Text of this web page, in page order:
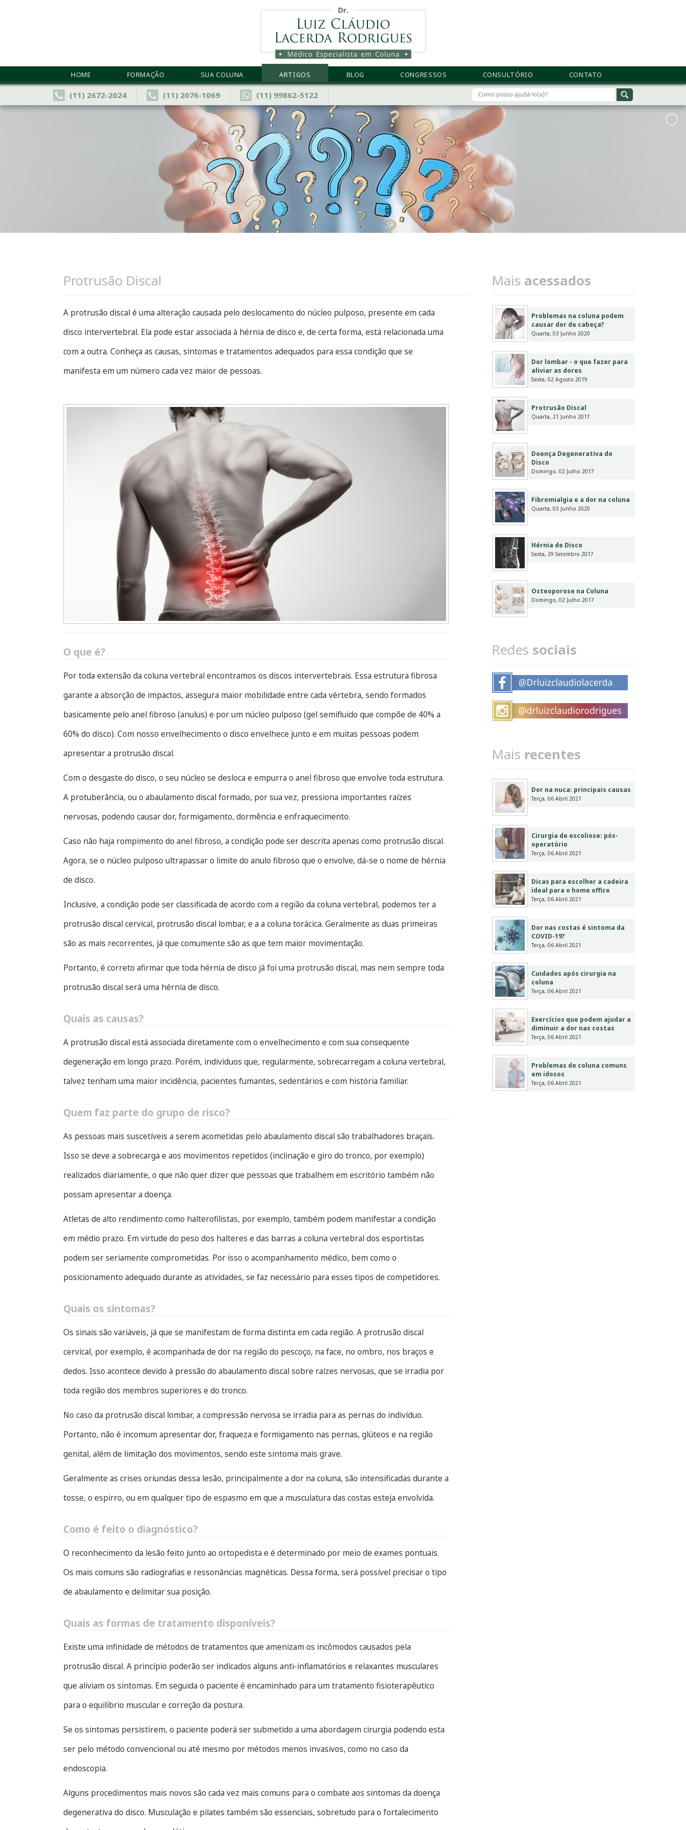
Formação
Artigos
HOME FORMAÇÃO SUA COLUNA ARTIGOS BLOG CONGRESSOS CONSULTÓRIO CONTATO
(11) 2672-2024 (11) 2076-1069 (11) 99862-5122
Protrusão Discal
A protrusão discal é uma alteração causada pelo deslocamento do núcleo pulposo, presente em cada
disco intervertebral. Ela pode estar associada à hérnia de disco e, de certa forma, está relacionada uma
com a outra. Conheça as causas, sintomas e tratamentos adequados para essa condição que se
manifesta em um número cada vez maior de pessoas.
O que é?
Por toda extensão da coluna vertebral encontramos os discos intervertebrais. Essa estrutura fibrosa
garante a absorção de impactos, assegura maior mobilidade entre cada vértebra, sendo formados
basicamente pelo anel fibroso (anulus) e por um núcleo pulposo (gel semifluido que compõe de 40% a
60% do disco). Com nosso envelhecimento o disco envelhece junto e em muitas pessoas podem
apresentar a protrusão discal.
Com o desgaste do disco, o seu núcleo se desloca e empurra o anel fibroso que envolve toda estrutura.
A protuberância, ou o abaulamento discal formado, por sua vez, pressiona importantes raízes
nervosas, podendo causar dor, formigamento, dormência e enfraquecimento.
Caso não haja rompimento do anel fibroso, a condição pode ser descrita apenas como protrusão discal.
Agora, se o núcleo pulposo ultrapassar o limite do anulo fibroso que o envolve, dá-se o nome de hérnia
de disco.
Inclusive, a condição pode ser classificada de acordo com a região da coluna vertebral, podemos ter a
protrusão discal cervical, protrusão discal lombar, e a a coluna torácica. Geralmente as duas primeiras
são as mais recorrentes, já que comumente são as que tem maior movimentação.
Portanto, é correto afirmar que toda hérnia de disco já foi uma protrusão discal, mas nem sempre toda
protrusão discal será uma hérnia de disco.
Quais as causas?
A protrusão discal está associada diretamente com o envelhecimento e com sua consequente
degeneração em longo prazo. Porém, indivíduos que, regularmente, sobrecarregam a coluna vertebral,
talvez tenham uma maior incidência, pacientes fumantes, sedentários e com história familiar.
Quem faz parte do grupo de risco?
As pessoas mais suscetíveis a serem acometidas pelo abaulamento discal são trabalhadores braçais.
Isso se deve a sobrecarga e aos movimentos repetidos (inclinação e giro do tronco, por exemplo)
realizados diariamente, o que não quer dizer que pessoas que trabalhem em escritório também não
possam apresentar a doença.
Atletas de alto rendimento como halterofilistas, por exemplo, também podem manifestar a condição
em médio prazo. Em virtude do peso dos halteres e das barras a coluna vertebral dos esportistas
podem ser seriamente comprometidas. Por isso o acompanhamento médico, bem como o
posicionamento adequado durante as atividades, se faz necessário para esses tipos de competidores.
Quais os sintomas?
Os sinais são variáveis, já que se manifestam de forma distinta em cada região. A protrusão discal
cervical, por exemplo, é acompanhada de dor na região do pescoço, na face, no ombro, nos braços e
dedos. Isso acontece devido à pressão do abaulamento discal sobre raízes nervosas, que se irradia por
toda região dos membros superiores e do tronco.
No caso da protrusão discal lombar, a compressão nervosa se irradia para as pernas do indivíduo.
Portanto, não é incomum apresentar dor, fraqueza e formigamento nas pernas, glúteos e na região
genital, além de limitação dos movimentos, sendo este sintoma mais grave.
Geralmente as crises oriundas dessa lesão, principalmente a dor na coluna, são intensificadas durante a
tosse, o espirro, ou em qualquer tipo de espasmo em que a musculatura das costas esteja envolvida.
Como é feito o diagnóstico?
O reconhecimento da lesão feito junto ao ortopedista e é determinado por meio de exames pontuais.
Os mais comuns são radiografias e ressonâncias magnéticas. Dessa forma, será possível precisar o tipo
de abaulamento e delimitar sua posição.
Quais as formas de tratamento disponíveis?
Existe uma infinidade de métodos de tratamentos que amenizam os incômodos causados pela
protrusão discal. A princípio poderão ser indicados alguns anti-inflamatórios e relaxantes musculares
que aliviam os sintomas. Em seguida o paciente é encaminhado para um tratamento fisioterapêutico
para o equilíbrio muscular e correção da postura.
Se os sintomas persistirem, o paciente poderá ser submetido a uma abordagem cirurgia podendo esta
ser pelo método convencional ou até mesmo por métodos menos invasivos, como no caso da
endoscopia.
Alguns procedimentos mais novos são cada vez mais comuns para o combate aos sintomas da doença
degenerativa do disco. Musculação e pilates também são essenciais, sobretudo para o fortalecimento
Mais acessados
Problemas na coluna podem
causar dor de cabeça?
Quarta, 03 Junho 2020
Dor lombar - o que fazer para
aliviar as dores
Sexta, 02 Agosto 2019
Protrusão Discal
Quarta, 21 Junho 2017
Doença Degenerativa do
Disco
Domingo, 02 Julho 2017
Fibromialgia e a dor na coluna
Quarta, 03 Junho 2020
Hérnia de Disco
Sexta, 29 Setembro 2017
Osteoporose na Coluna
Domingo, 02 Julho 2017
Redes sociais
Mais recentes
Dor na nuca: principais causas
Terça, 06 Abril 2021
Cirurgia de escoliose: pós-
operatório
Terça, 06 Abril 2021
Dicas para escolher a cadeira
ideal para o home office
Terça, 06 Abril 2021
Dor nas costas é sintoma da
COVID-19?
Terça, 06 Abril 2021
Cuidados após cirurgia na
coluna
Terça, 06 Abril 2021
Exercícios que podem ajudar a
diminuir a dor nas costas
Terça, 06 Abril 2021
Problemas de coluna comuns
em idosos
Terça, 06 Abril 2021